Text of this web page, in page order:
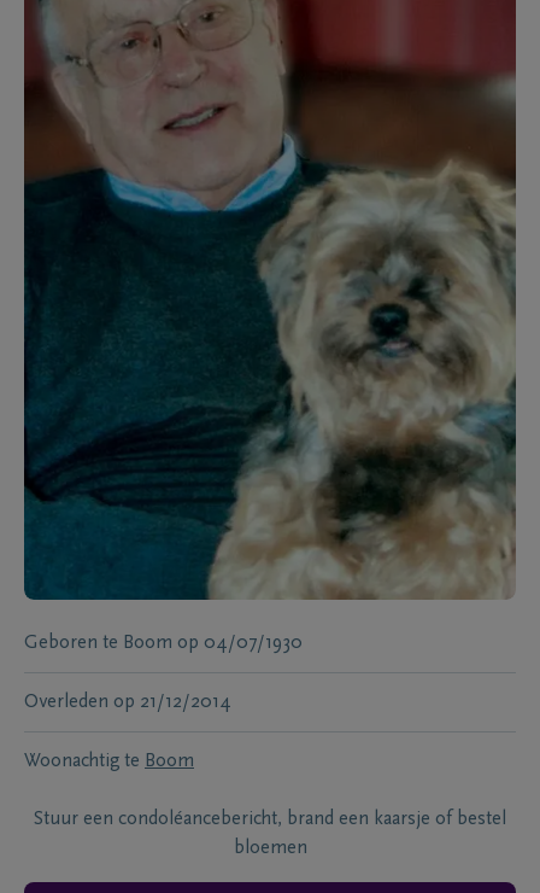
Geboren te Boom op 04/07/1930
Overleden op 21/12/2014
Woonachtig te Boom
Stuur een condoléancebericht, brand een kaarsje of bestel
bloemen